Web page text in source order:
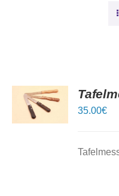
IN DEN
WARENKORB
DETAILS
35.00€